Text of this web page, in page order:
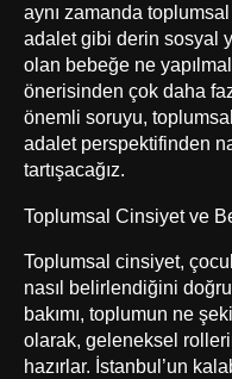
aynı zamanda
adalet gibi derin sosyal
olan bebeğe ne
önerisinden çok daha
önemli soruyu,
adalet perspektifinden
tartışacağız.
Toplumsal Cinsiyet ve
Toplumsal cinsiyet,
nasıl belirlendiğini
bakımı, toplumun ne
olarak, geleneksel
hazırlar. İstanbul’un